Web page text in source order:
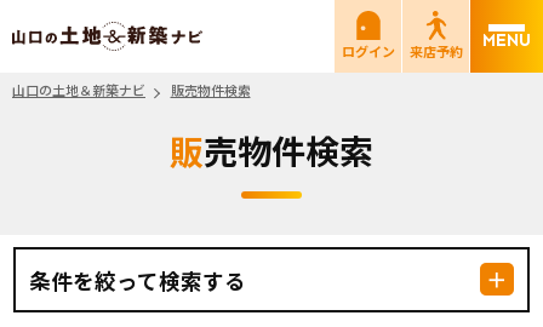
山口の土地＆新築ナビ
ログイン
来店予約
山口の土地＆新築ナビ
販売物件検索
販売物件検索
条件を絞って検索する